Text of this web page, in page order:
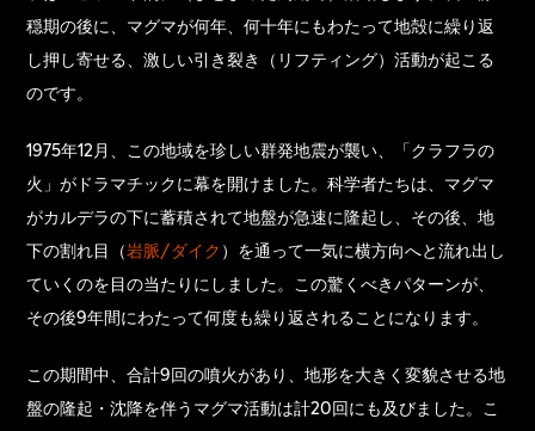
穏期の後に、マグマが何年、何十年にもわたって地殻に繰り返
し押し寄せる、激しい引き裂き（リフティング）活動が起こる
のです。
1975年12月、この地域を珍しい群発地震が襲い、「クラフラの
火」がドラマチックに幕を開けました。科学者たちは、マグマ
がカルデラの下に蓄積されて地盤が急速に隆起し、その後、地
下の割れ目（岩脈/ダイク ）を通って一気に横方向へと流れ出し
ていくのを目の当たりにしました。この驚くべきパターンが、
その後9年間にわたって何度も繰り返されることになります。
この期間中、合計9回の噴火があり、地形を大きく変貌させる地
盤の隆起・沈降を伴うマグマ活動は計20回にも及びました。こ